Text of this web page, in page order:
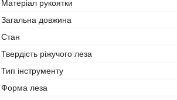
Матеріал рукоятки
Загальна довжина
Стан
Твердість ріжучого леза
Тип інструменту
Форма леза